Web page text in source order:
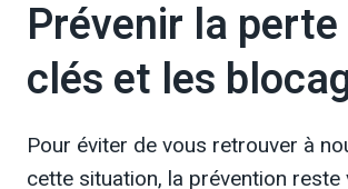
Prévenir la perte
clés et les
Pour éviter de vous retrouver à
cette situation, la prévention reste